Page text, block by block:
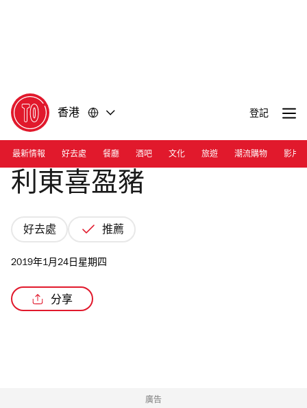
香港 登記
最新情報 好去處 餐廳 酒吧 文化 旅遊 潮流購物 影片
利東喜盈豬
好去處 推薦
2019年1月24日星期四
分享
廣告